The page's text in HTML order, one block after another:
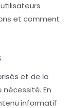
et comment
et de la
En
informatif